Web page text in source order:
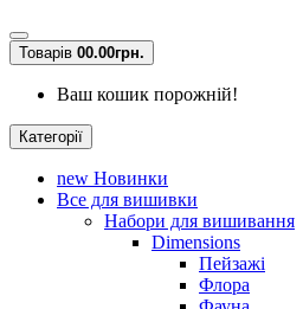
Товарів 00.00грн.
Ваш кошик порожній!
Категорії
new Новинки
Все для вишивки
Набори для вишивання
Dimensions
Пейзажі
Флора